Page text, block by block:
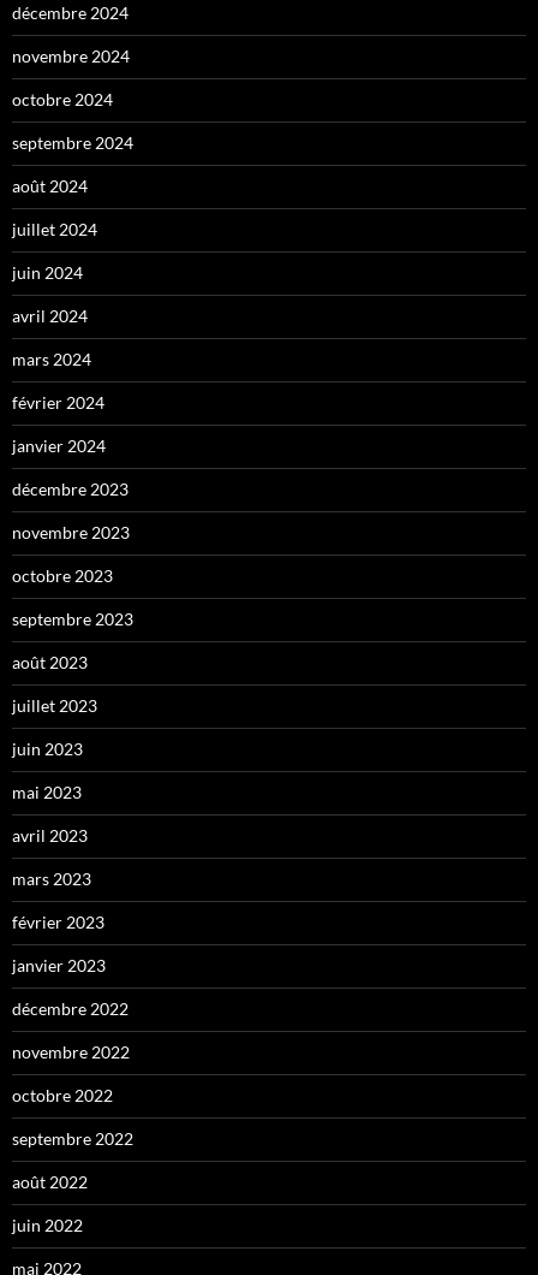
décembre 2024
novembre 2024
octobre 2024
septembre 2024
août 2024
juillet 2024
juin 2024
avril 2024
mars 2024
février 2024
janvier 2024
décembre 2023
novembre 2023
octobre 2023
septembre 2023
août 2023
juillet 2023
juin 2023
mai 2023
avril 2023
mars 2023
février 2023
janvier 2023
décembre 2022
novembre 2022
octobre 2022
septembre 2022
août 2022
juin 2022
mai 2022